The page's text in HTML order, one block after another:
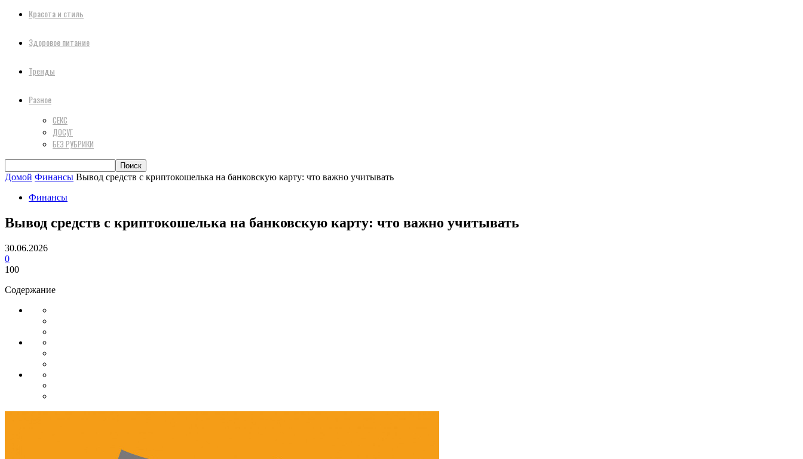
Красота и стиль
Здоровое питание
Тренды
Разное
СЕКС
ДОСУГ
БЕЗ РУБРИКИ
Домой Финансы Вывод средств с криптокошелька на банковскую карту: что важно учитывать
Финансы
Вывод средств с криптокошелька на банковскую карту: что важно учитывать
30.06.2026
0
100
Содержание